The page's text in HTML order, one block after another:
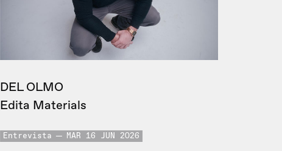
DEL OLMO
Edita Materials
Entrevista MAR 16 JUN 2026